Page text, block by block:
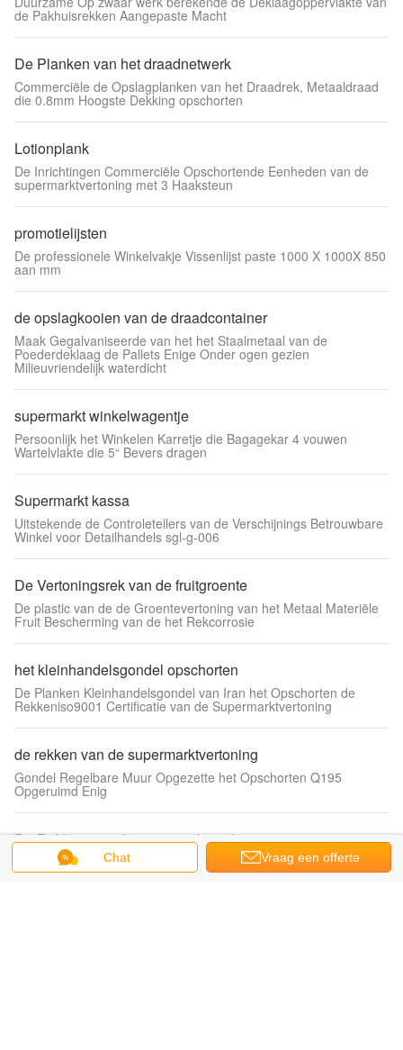
de Pakhuisrekken Aangepaste Macht
De Planken van het draadnetwerk
Commerciële de Opslagplanken van het Draadrek, Metaaldraad
die 0.8mm Hoogste Dekking opschorten
Lotionplank
De Inrichtingen Commerciële Opschortende Eenheden van de
supermarktvertoning met 3 Haaksteun
promotielijsten
De professionele Winkelvakje Vissenlijst paste 1000 X 1000X 850
aan mm
de opslagkooien van de draadcontainer
Maak Gegalvaniseerde van het het Staalmetaal van de
Poederdeklaag de Pallets Enige Onder ogen gezien
Milieuvriendelijk waterdicht
supermarkt winkelwagentje
Persoonlijk het Winkelen Karretje die Bagagekar 4 vouwen
Wartelvlakte die 5“ Bevers dragen
Supermarkt kassa
Uitstekende de Controletellers van de Verschijnings Betrouwbare
Winkel voor Detailhandels sgl-g-006
De Vertoningsrek van de fruitgroente
De plastic van de de Groentevertoning van het Metaal Materiële
Fruit Bescherming van de het Rekcorrosie
het kleinhandelsgondel opschorten
De Planken Kleinhandelsgondel van Iran het Opschorten de
Rekkeniso9001 Certificatie van de Supermarktvertoning
de rekken van de supermarktvertoning
Gondel Regelbare Muur Opgezette het Opschorten Q195
Opgeruimd Enig
De Rekken van de supermarktopslag
Het aangepaste -Tribune Op zwaar werk berekende het Rekken
Rek van de het Pakhuisopslag van de Systeemsupermarkt
Chat Vraag een offerte